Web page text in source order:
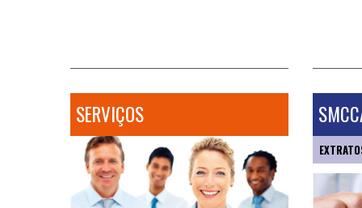
SERVIÇOS